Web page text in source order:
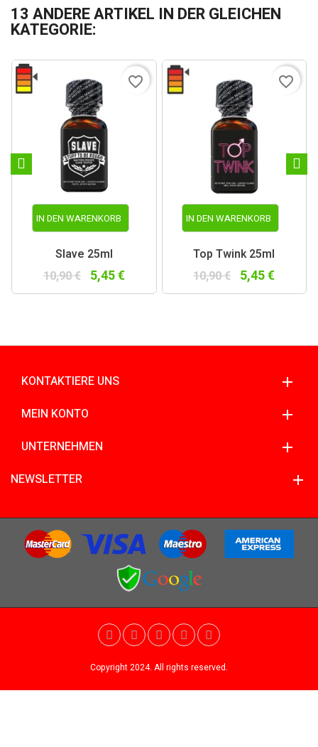
13 ANDERE ARTIKEL IN DER GLEICHEN
KATEGORIE:
IN DEN WARENKORB
Slave 25ml
10,90 € 5,45 €
favorite_border
IN DEN WARENKORB
Top Twink 25ml
10,90 € 5,45 €
favorite_border
KONTAKTIERE UNS
MEIN KONTO
UNTERNEHMEN
NEWSLETTER
Copyright 2024. All rights reserved.